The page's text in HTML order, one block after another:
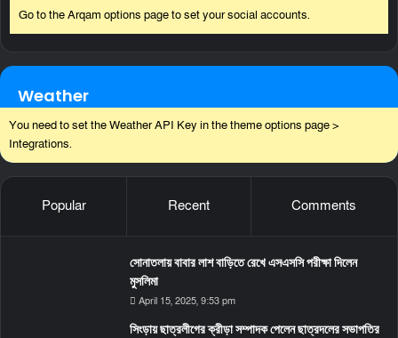
Go to the Arqam options page to set your social accounts.
Weather
You need to set the Weather API Key in the theme options page >
Integrations.
Popular Recent Comments
সোনাতলায় বাবার লাশ বাড়িতে রেখে এসএসসি পরীক্ষা দিলেন
মুসলিমা
April 15, 2025, 9:53 pm
সিংড়ায় ছাত্রলীগের ক্রীড়া সম্পাদক পেলেন ছাত্রদলের সভাপতির